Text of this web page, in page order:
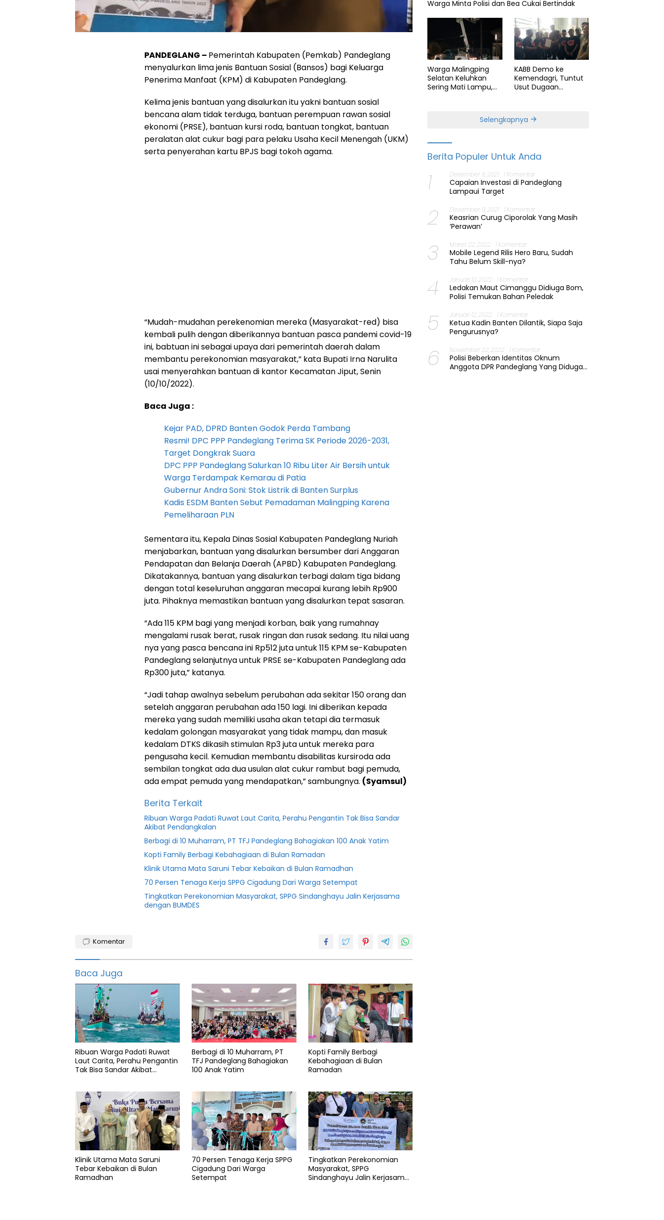
PANDEGLANG – Pemerintah Kabupaten (Pemkab) Pandeglang
menyalurkan lima jenis Bantuan Sosial (Bansos) bagi Keluarga
Penerima Manfaat (KPM) di Kabupaten Pandeglang.
Kelima jenis bantuan yang disalurkan itu yakni bantuan sosial
bencana alam tidak terduga, bantuan perempuan rawan sosial
ekonomi (PRSE), bantuan kursi roda, bantuan tongkat, bantuan
peralatan alat cukur bagi para pelaku Usaha Kecil Menengah (UKM)
serta penyerahan kartu BPJS bagi tokoh agama.
“Mudah-mudahan perekenomian mereka (Masyarakat-red) bisa
kembali pulih dengan diberikannya bantuan pasca pandemi covid-19
ini, babtuan ini sebagai upaya dari pemerintah daerah dalam
membantu perekonomian masyarakat,” kata Bupati Irna Narulita
usai menyerahkan bantuan di kantor Kecamatan Jiput, Senin
(10/10/2022).
Baca Juga :
Kejar PAD, DPRD Banten Godok Perda Tambang
Resmi! DPC PPP Pandeglang Terima SK Periode 2026-2031,
Target Dongkrak Suara
DPC PPP Pandeglang Salurkan 10 Ribu Liter Air Bersih untuk
Warga Terdampak Kemarau di Patia
Gubernur Andra Soni: Stok Listrik di Banten Surplus
Kadis ESDM Banten Sebut Pemadaman Malingping Karena
Pemeliharaan PLN
Sementara itu, Kepala Dinas Sosial Kabupaten Pandeglang Nuriah
menjabarkan, bantuan yang disalurkan bersumber dari Anggaran
Pendapatan dan Belanja Daerah (APBD) Kabupaten Pandeglang.
Dikatakannya, bantuan yang disalurkan terbagi dalam tiga bidang
dengan total keseluruhan anggaran mecapai kurang lebih Rp900
juta. Pihaknya memastikan bantuan yang disalurkan tepat sasaran.
“Ada 115 KPM bagi yang menjadi korban, baik yang rumahnay
mengalami rusak berat, rusak ringan dan rusak sedang. Itu nilai uang
nya yang pasca bencana ini Rp512 juta untuk 115 KPM se-Kabupaten
Pandeglang selanjutnya untuk PRSE se-Kabupaten Pandeglang ada
Rp300 juta,” katanya.
“Jadi tahap awalnya sebelum perubahan ada sekitar 150 orang dan
setelah anggaran perubahan ada 150 lagi. Ini diberikan kepada
mereka yang sudah memiliki usaha akan tetapi dia termasuk
kedalam golongan masyarakat yang tidak mampu, dan masuk
kedalam DTKS dikasih stimulan Rp3 juta untuk mereka para
pengusaha kecil. Kemudian membantu disabilitas kursiroda ada
sembilan tongkat ada dua usulan alat cukur rambut bagi pemuda,
ada empat pemuda yang mendapatkan,” sambungnya. (Syamsul)
Berita Terkait
Ribuan Warga Padati Ruwat Laut Carita, Perahu Pengantin Tak Bisa Sandar
Akibat Pendangkalan
Berbagi di 10 Muharram, PT TFJ Pandeglang Bahagiakan 100 Anak Yatim
Kopti Family Berbagi Kebahagiaan di Bulan Ramadan
Klinik Utama Mata Saruni Tebar Kebaikan di Bulan Ramadhan
70 Persen Tenaga Kerja SPPG Cigadung Dari Warga Setempat
Tingkatkan Perekonomian Masyarakat, SPPG Sindanghayu Jalin Kerjasama
dengan BUMDES
Info
pandeglang
Pandeglang
Pemkab
Komentar
Baca Juga
Ribuan Warga Padati Ruwat
Laut Carita, Perahu Pengantin
Tak Bisa Sandar Akibat
Berbagi di 10 Muharram, PT
TFJ Pandeglang Bahagiakan
100 Anak Yatim
Kopti Family Berbagi
Kebahagiaan di Bulan
Ramadan
Klinik Utama Mata Saruni
Tebar Kebaikan di Bulan
Ramadhan
70 Persen Tenaga Kerja SPPG
Cigadung Dari Warga
Setempat
Tingkatkan Perekonomian
Masyarakat, SPPG
Sindanghayu Jalin Kerjasama
Warga Minta Polisi dan Bea Cukai Bertindak
Warga Malingping
Selatan Keluhkan
Sering Mati Lampu,
KABB Demo ke
Kemendagri, Tuntut
Usut Dugaan
Selengkapnya
Berita Populer Untuk Anda
1 Desember 8, 2021 1 Komentar
Capaian Investasi di Pandeglang
Lampaui Target
2 Desember 9, 2021 1 Komentar
Keasrian Curug Ciporolak Yang Masih
‘Perawan’
3 Maret 22, 2022 1 Komentar
Mobile Legend Rilis Hero Baru, Sudah
Tahu Belum Skill-nya?
4 Januari 10, 2022 1 Komentar
Ledakan Maut Cimanggu Didiuga Bom,
Polisi Temukan Bahan Peledak
5 Januari 12, 2022 1 Komentar
Ketua Kadin Banten Dilantik, Siapa Saja
Pengurusnya?
6 November 22, 2022 1 Komentar
Polisi Beberkan Identitas Oknum
Anggota DPR Pandeglang Yang Diduga